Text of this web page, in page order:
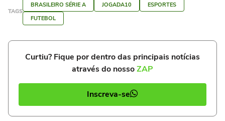
TAGS
BRASILEIRO SÉRIE A JOGADA10
ESPORTES
FUTEBOL
Curtiu? Fique por dentro das principais notícias
através do nossoZAP
Inscreva-se